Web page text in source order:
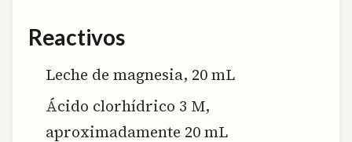
Reactivos
Leche de magnesia, 20 mL
Ácido clorhídrico 3 M,
aproximadamente 20 mL